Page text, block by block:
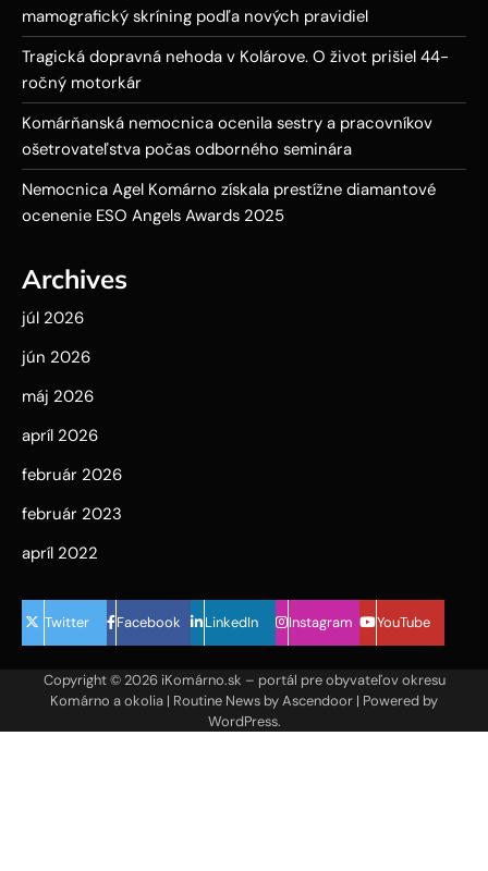
mamografický skríning podľa nových pravidiel
Tragická dopravná nehoda v Kolárove. O život prišiel 44-
ročný motorkár
Komárňanská nemocnica ocenila sestry a pracovníkov
ošetrovateľstva počas odborného seminára
Nemocnica Agel Komárno získala prestížne diamantové
ocenenie ESO Angels Awards 2025
Archives
júl 2026
jún 2026
máj 2026
apríl 2026
február 2026
február 2023
apríl 2022
Twitter Facebook LinkedIn Instagram YouTube
Copyright © 2026 iKomárno.sk – portál pre obyvateľov okresu
Komárno a okolia | Routine News byAscendoor | Powered by
WordPress.